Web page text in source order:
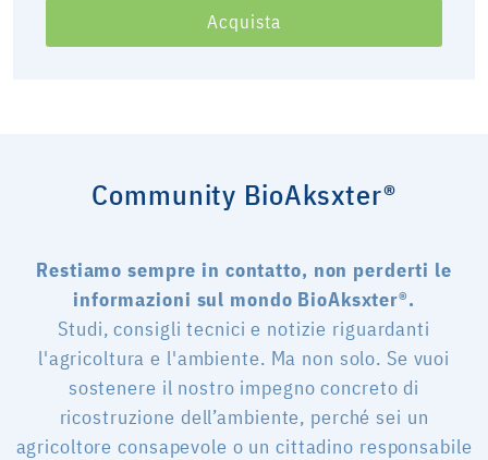
Acquista
Community BioAksxter®
Restiamo sempre in contatto, non perderti le
informazioni sul mondo BioAksxter®.
Studi, consigli tecnici e notizie riguardanti
l'agricoltura e l'ambiente. Ma non solo. Se vuoi
sostenere il nostro impegno concreto di
ricostruzione dell’ambiente, perché sei un
agricoltore consapevole o un cittadino responsabile